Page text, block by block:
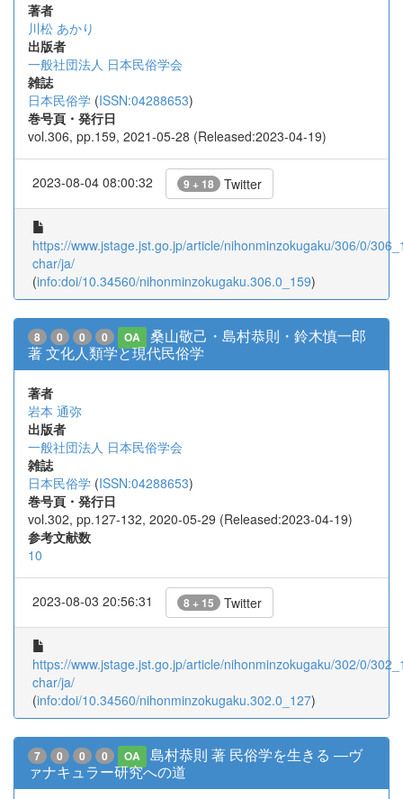
著者
川松 あかり
出版者
一般社団法人 日本民俗学会
雑誌
日本民俗学 (ISSN:04288653)
巻号頁・発行日
vol.306, pp.159, 2021-05-28 (Released:2023-04-19)
2023-08-04 08:00:32 9 + 18 Twitter
https://www.jstage.jst.go.jp/article/nihonminzokugaku/306/0/
char/ja/
(info:doi/10.34560/nihonminzokugaku.306.0_159)
8 0 0 0 OA
桑山敬己・島村恭則・鈴木慎一郎
著 文化人類学と現代民俗学
著者
岩本 通弥
出版者
一般社団法人 日本民俗学会
雑誌
日本民俗学 (ISSN:04288653)
巻号頁・発行日
vol.302, pp.127-132, 2020-05-29 (Released:2023-04-19)
参考文献数
10
2023-08-03 20:56:31 8 + 15 Twitter
https://www.jstage.jst.go.jp/article/nihonminzokugaku/302/0/
char/ja/
(info:doi/10.34560/nihonminzokugaku.302.0_127)
7 0 0 0 OA
島村恭則 著 民俗学を生きる ―ヴ
ァナキュラー研究への道